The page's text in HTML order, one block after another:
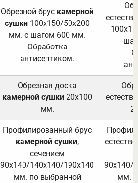
Обрезной брус камерной
сушки 100х150/50х200
мм. с шагом 600 мм.
Обработка
антисептиком.
Обрезная доска
камерной сушки 20х100
мм.
Профилированный брус
камерной сушки,
сечением
90х140/140х140/190х140
мм. по выбранной
90х140/
мм.